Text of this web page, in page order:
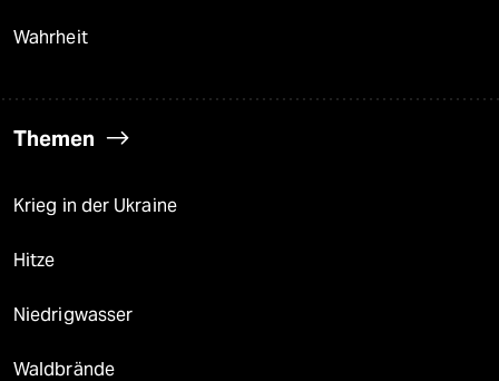
Wahrheit
Themen
Krieg in der Ukraine
Hitze
Niedrigwasser
Waldbrände